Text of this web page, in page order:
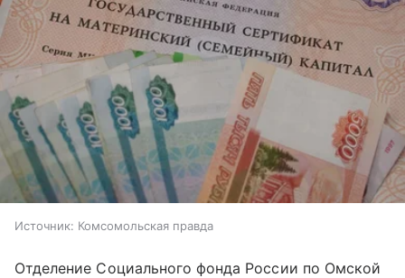
Источник: Комсомольская правда
Отделение Социального фонда России по Омской